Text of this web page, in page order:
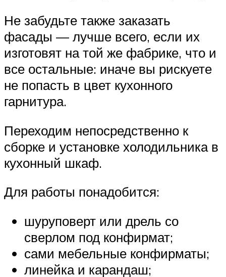
Не забудьте также заказать
фасады — лучше всего, если их
изготовят на той же фабрике, что и
все остальные: иначе вы рискуете
не попасть в цвет кухонного
гарнитура.
Переходим непосредственно к
сборке и установке холодильника в
кухонный шкаф.
Для работы понадобится:
шуруповерт или дрель со
сверлом под конфирмат;
сами мебельные конфирматы;
линейка и карандаш;